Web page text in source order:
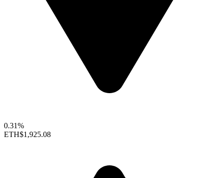
0.31%
ETH$1,925.08